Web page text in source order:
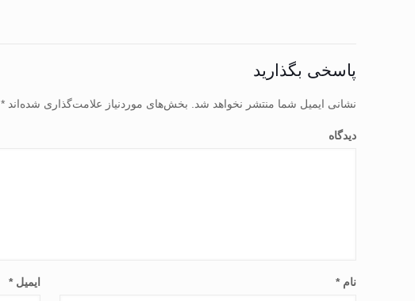
پاسخی بگذارید
نشانی ایمیل شما منتشر نخواهد شد. بخش‌های موردنیاز علامت‌گذاری شده‌اند*
دیدگاه
نام* ایمیل*